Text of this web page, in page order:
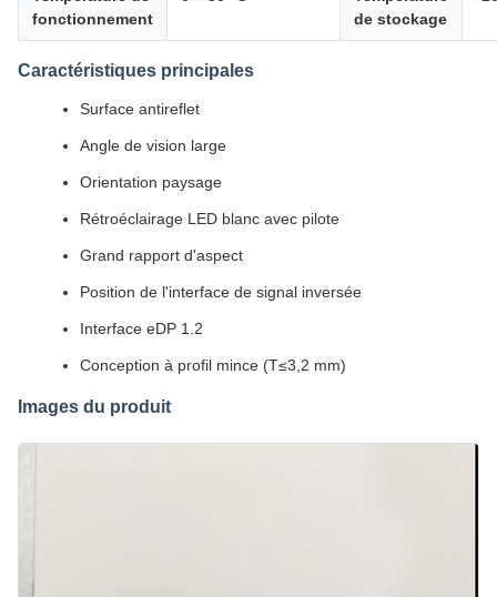
fonctionnement
de stockage
Caractéristiques principales
Surface antireflet
Angle de vision large
Orientation paysage
Rétroéclairage LED blanc avec pilote
Grand rapport d'aspect
Position de l'interface de signal inversée
Interface eDP 1.2
Conception à profil mince (T≤3,2 mm)
Images du produit